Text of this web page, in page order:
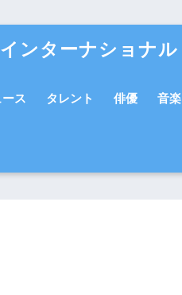
ンターナショナル
ス タレント 俳優 音楽